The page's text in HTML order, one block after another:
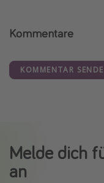
Kommentare
KOMMENTAR
Melde dich
an